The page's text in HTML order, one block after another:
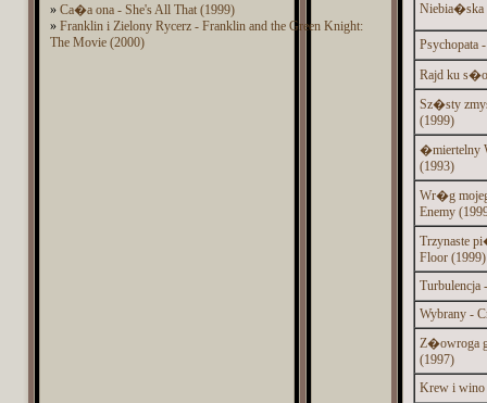
» Ca�a ona - She's All That (1999)
» Franklin i Zielony Rycerz - Franklin and the Green Knight:
The Movie (2000)
Niebia�ska
Psychopata
Rajd ku
Sz�sty
(1999)
�miertelny
(1993)
Wr�g
Enemy
Trzynaste
Floor (1999)
Turbulencja
Wybrany -
Z�owroga
(1997)
Krew i wino